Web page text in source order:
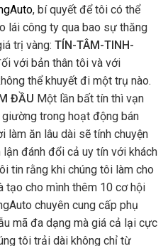
, bí quyết để tôi có thể
lái công ty qua bao sự thăng
trị vàng: TÍN-TÂM-TINH-
với bản thân tôi và với
thể khuyết đi một trụ nào.
ĐẦU Một lần bất tín thì vạn
trong hoạt động bán
làm ăn lâu dài sẽ tính chuyện
đánh đổi cả uy tín với khách
tin rằng khi chúng tôi làm cho
tạo cho mình thêm 10 cơ hội
chuyên cung cấp phụ
mã đa dạng mà giá cả lại cực
tôi trải dài không chỉ từ